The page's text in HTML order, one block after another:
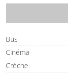
Bus
Cinéma
Crèche